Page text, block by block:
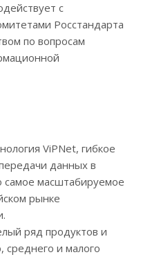
с
Росстандарта
по вопросам
ViPNet, гибкое
данных в
масштабируемое
рынке
ряд продуктов и
среднего и малого